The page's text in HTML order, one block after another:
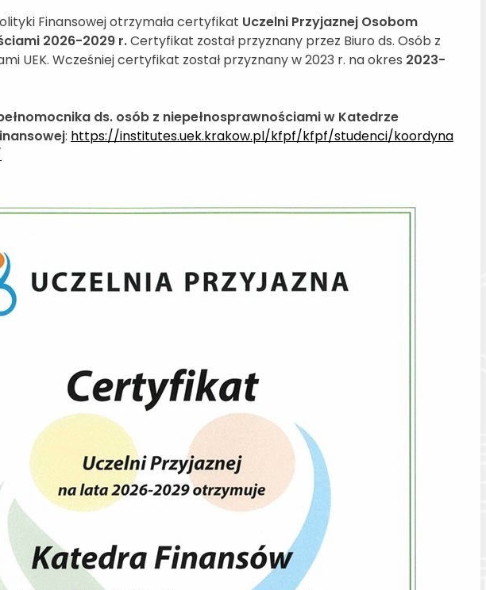
Finansowej otrzymała certyfikat Uczelni Przyjaznej Osobom
2026-2029 r.Certyfikat został przyznany przez Biuro ds. Osób z
UEK. Wcześniej certyfikat został przyznany w 2023 r. na okres 2023-
ds. osób z niepełnosprawnościami w Katedrze
: https://institutes.uek.krakow.pl/kfpf/kfpf/studenci/koordyna